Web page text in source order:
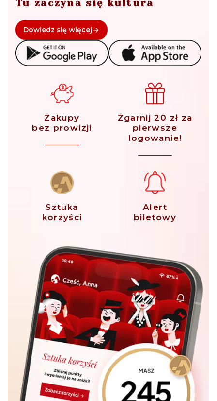
Tu zaczyna się kultura
Dowiedz się więcej
Zakupy
bez prowizji
Zgarnij 20 zł za
pierwsze
logowanie!
Sztuka
korzyści
Alert
biletowy